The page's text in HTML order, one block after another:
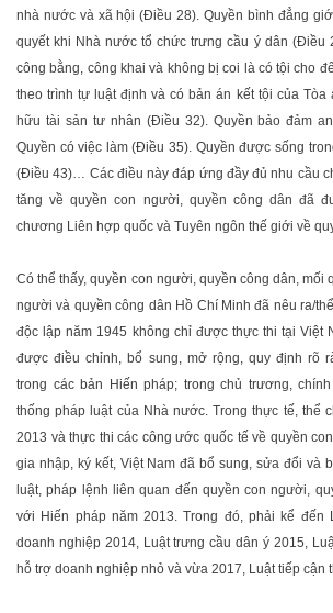
nhà nước và xã hội (Điều 28). Quyền bình đẳng
quyết khi Nhà nước tổ chức trưng cầu ý dân (Điều
công bằng, công khai và không bị coi là có tội cho
theo trình tự luật định và có bản án kết tội của
hữu tài sản tư nhân (Điều 32). Quyền bảo đảm
Quyền có việc làm (Điều 35). Quyền được sống
(Điều 43)… Các điều này đáp ứng đầy đủ nhu cầu
tăng về quyền con người, quyền công dân đã
chương Liên hợp quốc và Tuyên ngôn thế giới về
Có thể thấy, quyền con người, quyền công dân, mối
người và quyền công dân Hồ Chí Minh đã nêu ra/
độc lập năm 1945 không chỉ được thực thi tại Việt
được điều chỉnh, bổ sung, mở rộng, quy định rõ
trong các bản Hiến pháp; trong chủ trương,
thống pháp luật của Nhà nước. Trong thực tế, thể
2013 và thực thi các công ước quốc tế về quyền
gia nhập, ký kết, Việt Nam đã bổ sung, sửa đổi và
luật, pháp lệnh liên quan đến quyền con người,
với Hiến pháp năm 2013. Trong đó, phải kể đến
doanh nghiệp 2014, Luật trưng cầu dân ý 2015,
hỗ trợ doanh nghiệp nhỏ và vừa 2017, Luật tiếp